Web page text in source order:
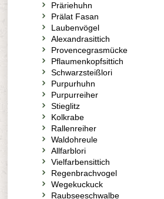
Präriehuhn
Prälat Fasan
Laubenvögel
Alexandrasittich
Provencegrasmücke
Pflaumenkopfsittich
Schwarzsteißlori
Purpurhuhn
Purpurreiher
Stieglitz
Kolkrabe
Rallenreiher
Waldohreule
Allfarblori
Vielfarbensittich
Regenbrachvogel
Wegekuckuck
Raubseeschwalbe